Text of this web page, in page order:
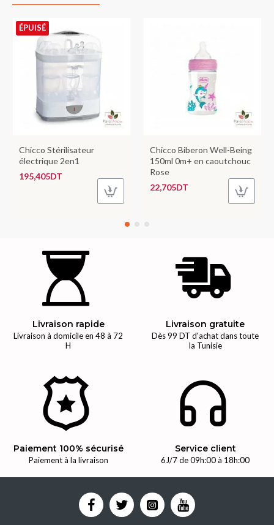
ÉPUISÉ
Chicco Stérilisateur
électrique 2en1
195,405DT
Chicco Biberon Well-Being
150ml 0m+ en caoutchouc
Rose
22,705DT
Livraison rapide
Livraison à domicile en 48 à 72
H
Livraison gratuite
Dès 99 DT d'achat dans toute
la Tunisie
Paiement 100% sécurisé
Paiement à la livraison
Service client
6J/7 de 09h:00 à 18h:00